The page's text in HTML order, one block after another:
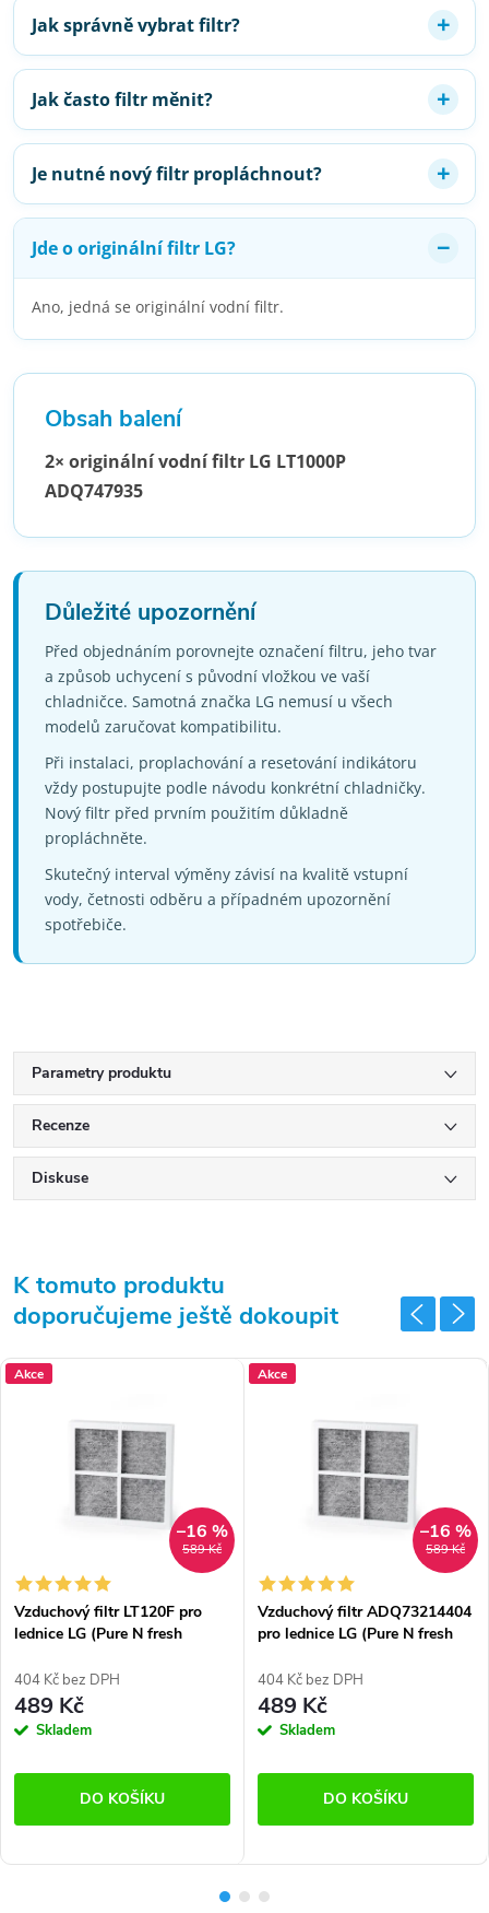
Jak správně vybrat filtr?
Jak často filtr měnit?
Je nutné nový filtr propláchnout?
Jde o originální filtr LG?
Ano, jedná se originální vodní filtr.
Obsah balení
2× originální vodní filtr LG LT1000P
ADQ747935
Důležité upozornění
Před objednáním porovnejte označení filtru, jeho tvar
a způsob uchycení s původní vložkou ve vaší
chladničce. Samotná značka LG nemusí u všech
modelů zaručovat kompatibilitu.
Při instalaci, proplachování a resetování indikátoru
vždy postupujte podle návodu konkrétní chladničky.
Nový filtr před prvním použitím důkladně
propláchněte.
Skutečný interval výměny závisí na kvalitě vstupní
vody, četnosti odběru a případném upozornění
spotřebiče.
Parametry produktu
Recenze
Diskuse
K tomuto produktu
doporučujeme ještě dokoupit
Akce
589 Kč
–16 %
Vzduchový filtr LT120F pro
lednice LG (Pure N fresh
404 Kč bez DPH
489 Kč
Skladem
DO KOŠÍKU
Akce
589 Kč
–16 %
Vzduchový filtr ADQ73214404
pro lednice LG (Pure N fresh
404 Kč bez DPH
489 Kč
Skladem
DO KOŠÍKU